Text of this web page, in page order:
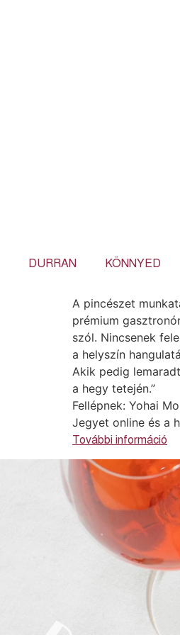
DURRAN KÖNNYED
A pincészet
prémium
szól. Nincsenek
a helyszín
Akik pedig
a hegy tetején.”
Fellépnek: Yohai
Jegyet online és a
További információ